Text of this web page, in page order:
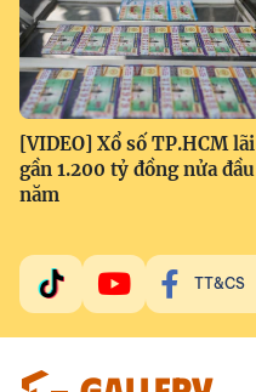
[VIDEO] Xổ số TP.HCM lãi
gần 1.200 tỷ đồng nửa đầu
năm
TT&CS